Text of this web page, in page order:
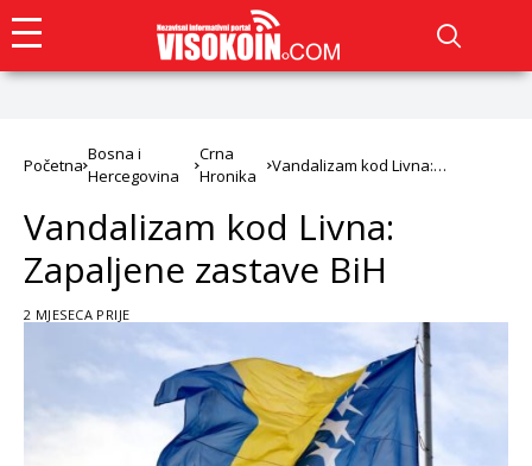
Početna
Bosna i
Hercegovina
Crna
Hronika
Vandalizam kod Livna:
Vandalizam kod Livna:
Zapaljene zastave BiH
2 MJESECA PRIJE